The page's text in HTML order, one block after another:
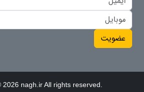
عضویت
nagh.ir All rights reserved.